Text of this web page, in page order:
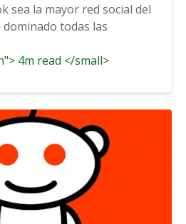
sea la mayor red social del
todas las
4m read </small>